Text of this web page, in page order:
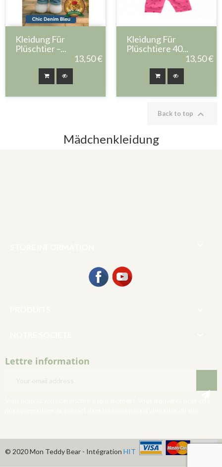
Kleidung Für
Plüschtier –...
13,50 €
Kleidung Für
Plüschtiere 40...
13,50 €
Back to top 
Mädchenkleidung
Facebook
Lettre information
© 2020 Mon Teddy Bear - Intégration HIT